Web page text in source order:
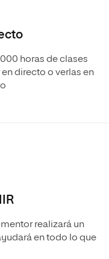
horas de clases
directo o verlas en
mentor realizará un
en todo lo que